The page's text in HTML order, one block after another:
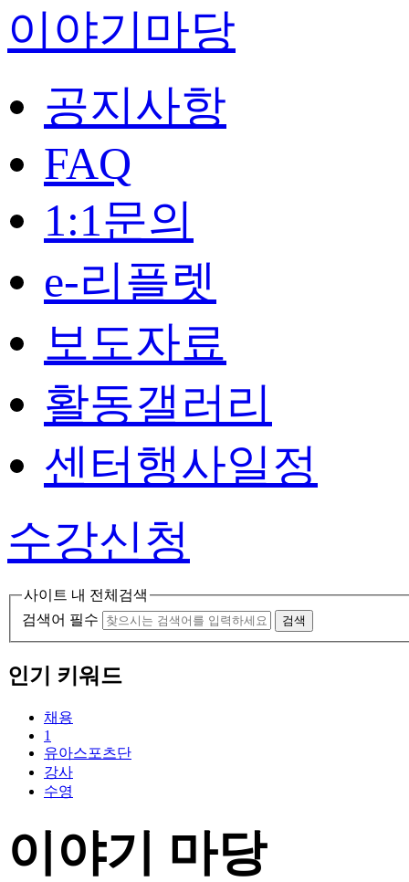
이야기마당
공지사항
FAQ
1:1문의
e-리플렛
보도자료
활동갤러리
센터행사일정
수강신청
사이트 내 전체검색
검색어 필수
검색
인기 키워드
채용
1
유아스포츠단
강사
수영
이야기 마당